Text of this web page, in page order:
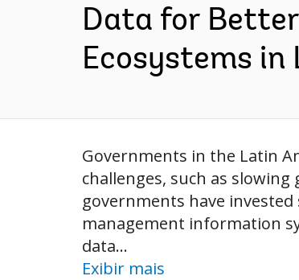
Data for
Ecosystems in
Governments in the Latin
challenges, such as
governments have
management information
data...
Exibir mais